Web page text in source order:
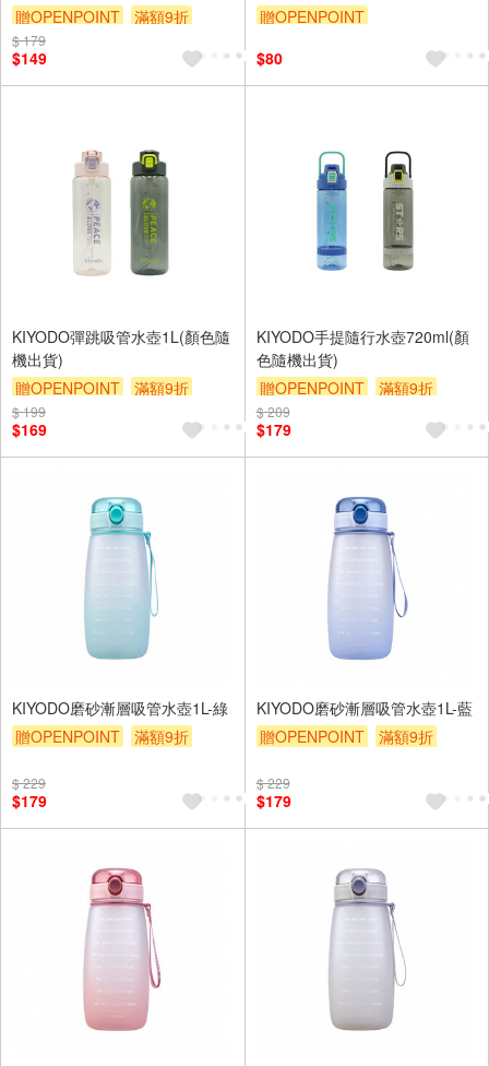
贈OPENPOINT
滿額9折
贈$200
$ 179
$149
贈OPENPOINT
$80
KIYODO彈跳吸管水壺1L(顏色隨
機出貨)
贈OPENPOINT
滿額9折
贈$200
$ 199
$169
KIYODO手提隨行水壺720ml(顏
色隨機出貨)
贈OPENPOINT
滿額9折
贈$200
$ 209
$179
KIYODO磨砂漸層吸管水壺1L-綠
贈OPENPOINT
滿額9折
$ 229
$179
KIYODO磨砂漸層吸管水壺1L-藍
贈OPENPOINT
滿額9折
$ 229
$179